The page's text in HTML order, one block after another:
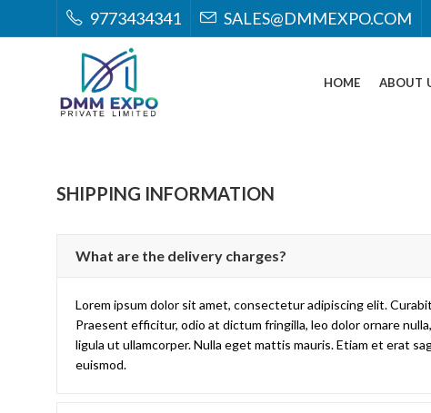
9773434341 SALES@DMMEXPO.COM
HOME ABOUT
SHIPPING INFORMATION
What are the delivery charges?
Lorem ipsum dolor sit amet, consectetur adipiscing elit.
Praesent efficitur, odio at dictum fringilla, leo dolor ornare
ligula ut ullamcorper. Nulla eget mattis mauris. Etiam et erat
euismod.